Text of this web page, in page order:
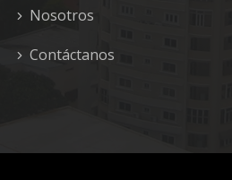
Nosotros
Contáctanos